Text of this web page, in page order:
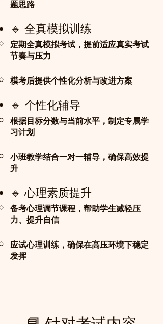
题思路
🔹 全真模拟训练
定期全真模拟考试，提前适应真实考试
节奏与压力
模考后提供个性化分析与改进方案
🔹 个性化辅导
根据目标分数与当前水平，制定专属学
习计划
小班教学结合一对一辅导，确保高效提
升
🔹 心理素质提升
备考心理调节课程，帮助学生减轻压
力、提升自信
应试心理训练，确保在高压环境下稳定
发挥